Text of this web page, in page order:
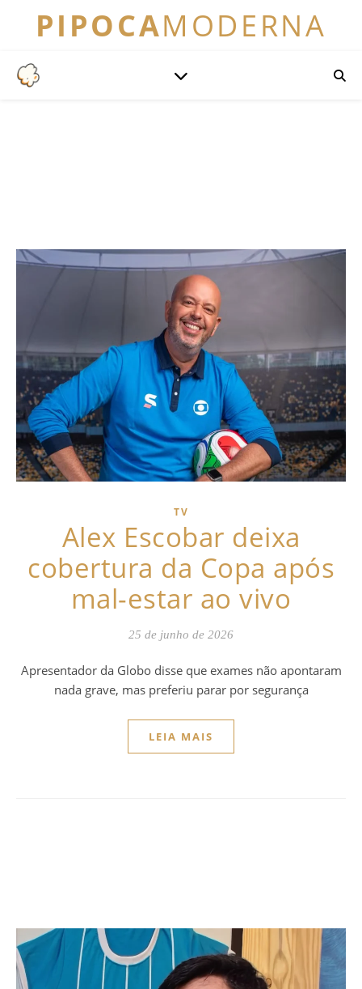
PIPOCAMODERNA
TV
Alex Escobar deixa
cobertura da Copa após
mal-estar ao vivo
25 de junho de 2026
Apresentador da Globo disse que exames não apontaram
nada grave, mas preferiu parar por segurança
LEIA MAIS